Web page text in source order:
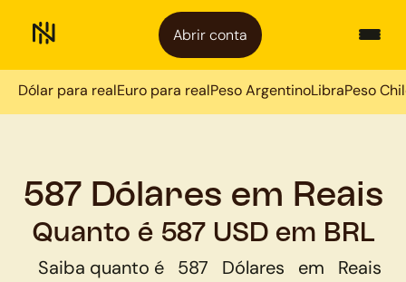
Abrir conta
Dólar para realEuro para realPeso ArgentinoLibraPeso
587 Dólares em Reais
Quanto é 587 USD em BRL
Saiba quanto é 587 Dólares em
Reais